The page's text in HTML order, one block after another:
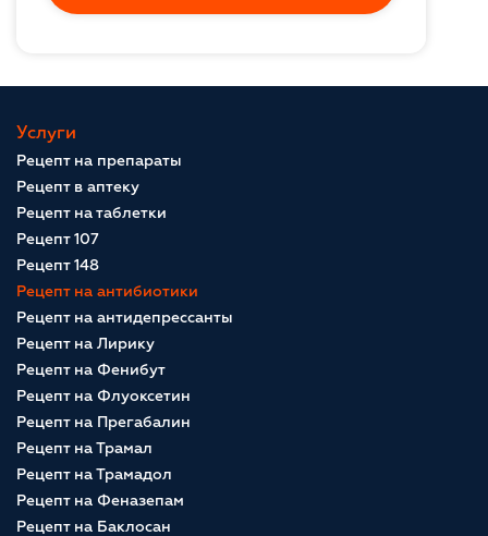
Услуги
Рецепт на препараты
Рецепт в аптеку
Рецепт на таблетки
Рецепт 107
Рецепт 148
Рецепт на антибиотики
Рецепт на антидепрессанты
Рецепт на Лирику
Рецепт на Фенибут
Рецепт на Флуоксетин
Рецепт на Прегабалин
Рецепт на Трамал
Рецепт на Трамадол
Рецепт на Феназепам
Рецепт на Баклосан